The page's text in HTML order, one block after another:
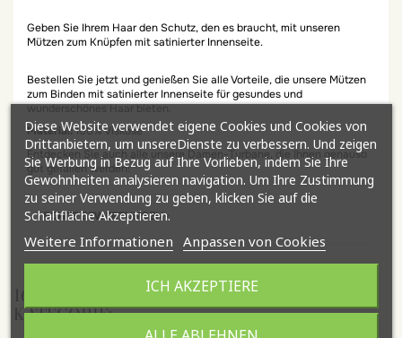
Geben Sie Ihrem Haar den Schutz, den es braucht, mit unseren
Mützen zum Knüpfen mit satinierter Innenseite.
Bestellen Sie jetzt und genießen Sie alle Vorteile, die unsere Mützen
zum Binden mit satinierter Innenseite für gesundes und
wunderschönes Haar bieten.
Material:100% Viskose
Entdecken Sie auch alle unsere Damen-Turbane, die Ihnen genauso
gut gefallen werden!
ECHTE BEWERTUNGEN
16 ANDERE ARTIKEL IN DER GLEICHEN
KATEGORIE:
Diese Website verwendet eigene Cookies und Cookies von
Drittanbietern, um unsereDienste zu verbessern. Und zeigen
Sie Werbung in Bezug auf Ihre Vorlieben, indem Sie Ihre
Gewohnheiten analysieren navigation. Um Ihre Zustimmung
zu seiner Verwendung zu geben, klicken Sie auf die
Schaltfläche Akzeptieren.
Weitere Informationen Anpassen von Cookies
ICH AKZEPTIERE